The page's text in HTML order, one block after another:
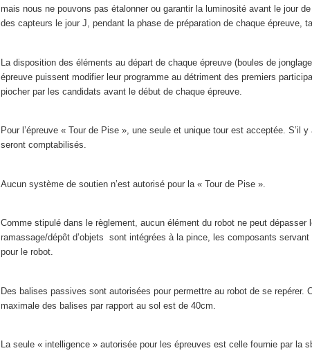
mais nous ne pouvons pas étalonner ou garantir la luminosité avant le jour
des capteurs le jour J, pendant la phase de préparation de chaque épreuve,
La disposition des éléments au départ de chaque épreuve (boules de
épreuve puissent modifier leur programme au détriment des premiers
piocher par les candidats avant le début de chaque épreuve.
Pour l’épreuve « Tour de Pise », une seule et unique tour est acceptée.
seront comptabilisés.
Aucun système de soutien n’est autorisé pour la « Tour de Pise ».
Comme stipulé dans le règlement, aucun élément du robot ne peut
ramassage/dépôt d’objets sont intégrées à la pince, les composants
pour le robot.
Des balises passives sont autorisées pour permettre au robot de se
maximale des balises par rapport au sol est de 40cm.
La seule « intelligence » autorisée pour les épreuves est celle fournie par la